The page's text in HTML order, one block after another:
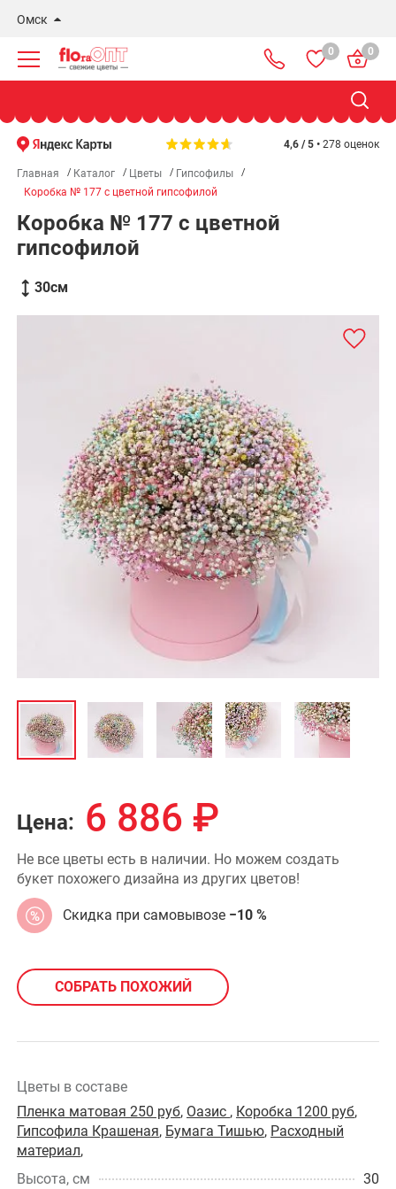
Омск
Новосибирск
Бердск
0 0
4,6 / 5 • 278 оценок
Главная Каталог Цветы
Гипсофилы
Коробка № 177 с цветной гипсофилой
Коробка № 177 с цветной
гипсофилой
30см
Цена: 6 886 ₽
Не все цветы есть в наличии. Но можем создать
букет похожего дизайна из других цветов!
Скидка при самовывозе −10 %
СОБРАТЬ ПОХОЖИЙ
Цветы в составе
Пленка матовая 250 руб, Оазис , Коробка 1200 руб,
Гипсофила Крашеная, Бумага Тишью, Расходный
материал,
Высота, см
30